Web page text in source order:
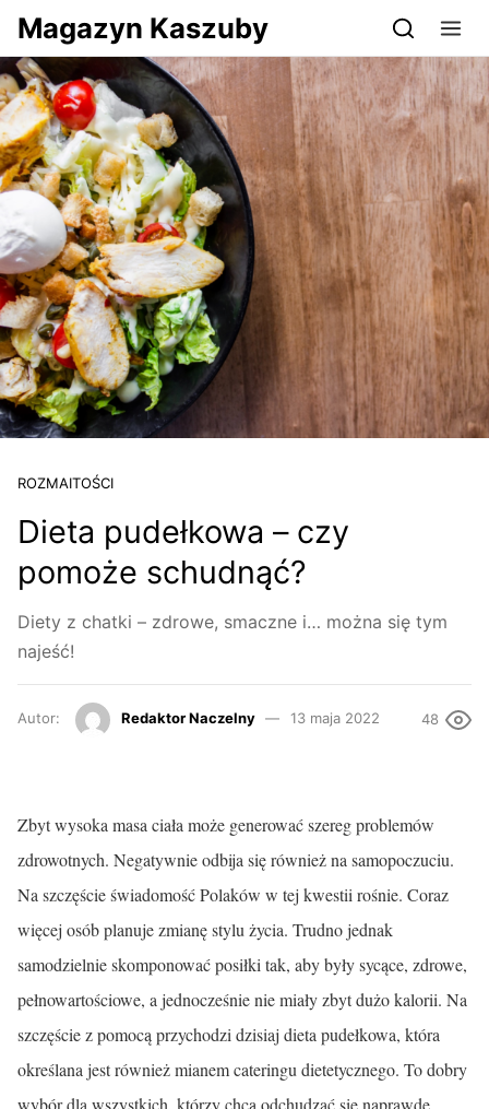
Przejdź do serwisu magazynkaszuby.pl
Magazyn Kaszuby
ROZMAITOŚCI
Dieta pudełkowa – czy
pomoże schudnąć?
Diety z chatki – zdrowe, smaczne i… można się tym
najeść!
Autor: Redaktor Naczelny 13 maja 2022 48
Zbyt wysoka masa ciała może generować szereg problemów
zdrowotnych. Negatywnie odbija się również na samopoczuciu.
Na szczęście świadomość Polaków w tej kwestii rośnie. Coraz
więcej osób planuje zmianę stylu życia. Trudno jednak
samodzielnie skomponować posiłki tak, aby były sycące, zdrowe,
pełnowartościowe, a jednocześnie nie miały zbyt dużo kalorii. Na
szczęście z pomocą przychodzi dzisiaj dieta pudełkowa, która
określana jest również mianem cateringu dietetycznego. To dobry
wybór dla wszystkich, którzy chcą odchudzać się naprawdę